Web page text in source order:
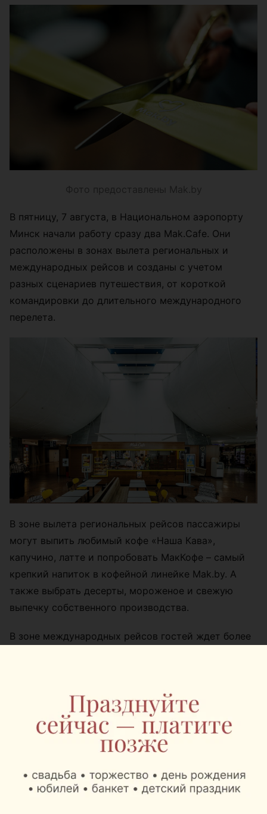
Фото предоставлены Mak.by
В пятницу, 7 августа, в Национальном аэропорту
Минск начали работу сразу два Mak.Cafe. Они
расположены в зонах вылета региональных и
международных рейсов и созданы с учетом
разных сценариев путешествия, от короткой
командировки до длительного международного
перелета.
В зоне вылета региональных рейсов пассажиры
могут выпить любимый кофе «Наша Кава»,
капучино, латте и попробовать МакКофе – самый
крепкий напиток в кофейной линейке Mak.by. А
также выбрать десерты, мороженое и свежую
выпечку собственного производства.
В зоне международных рейсов гостей ждет более